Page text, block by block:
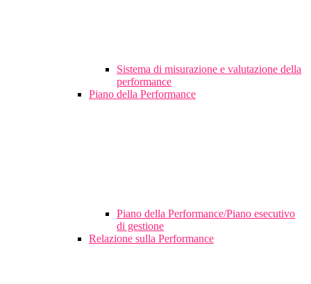
Sistema di misurazione e valutazione della
performance
Piano della Performance
Piano della Performance/Piano esecutivo
di gestione
Relazione sulla Performance